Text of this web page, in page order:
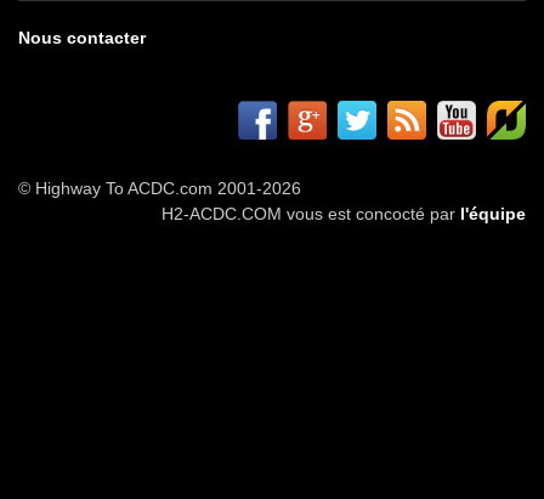
Nous contacter
© Highway To ACDC.com 2001-2026
H2-ACDC.COM vous est concocté par l'équipe